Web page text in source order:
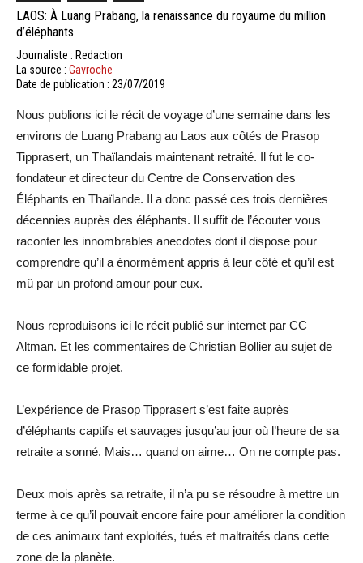
LAOS: À Luang Prabang, la renaissance du royaume du million
d’éléphants
Journaliste : Redaction
La source : Gavroche
Date de publication : 23/07/2019
Nous publions ici le récit de voyage d’une semaine dans les
environs de Luang Prabang au Laos aux côtés de Prasop
Tipprasert, un Thaïlandais maintenant retraité. Il fut le co-
fondateur et directeur du Centre de Conservation des
Éléphants en Thaïlande. Il a donc passé ces trois dernières
décennies auprès des éléphants. Il suffit de l’écouter vous
raconter les innombrables anecdotes dont il dispose pour
comprendre qu’il a énormément appris à leur côté et qu’il est
mû par un profond amour pour eux.
Nous reproduisons ici le récit publié sur internet par CC
Altman. Et les commentaires de Christian Bollier au sujet de
ce formidable projet.
L’expérience de Prasop Tipprasert s’est faite auprès
d’éléphants captifs et sauvages jusqu’au jour où l’heure de sa
retraite a sonné. Mais… quand on aime… On ne compte pas.
Deux mois après sa retraite, il n’a pu se résoudre à mettre un
terme à ce qu’il pouvait encore faire pour améliorer la condition
de ces animaux tant exploités, tués et maltraités dans cette
zone de la planète.